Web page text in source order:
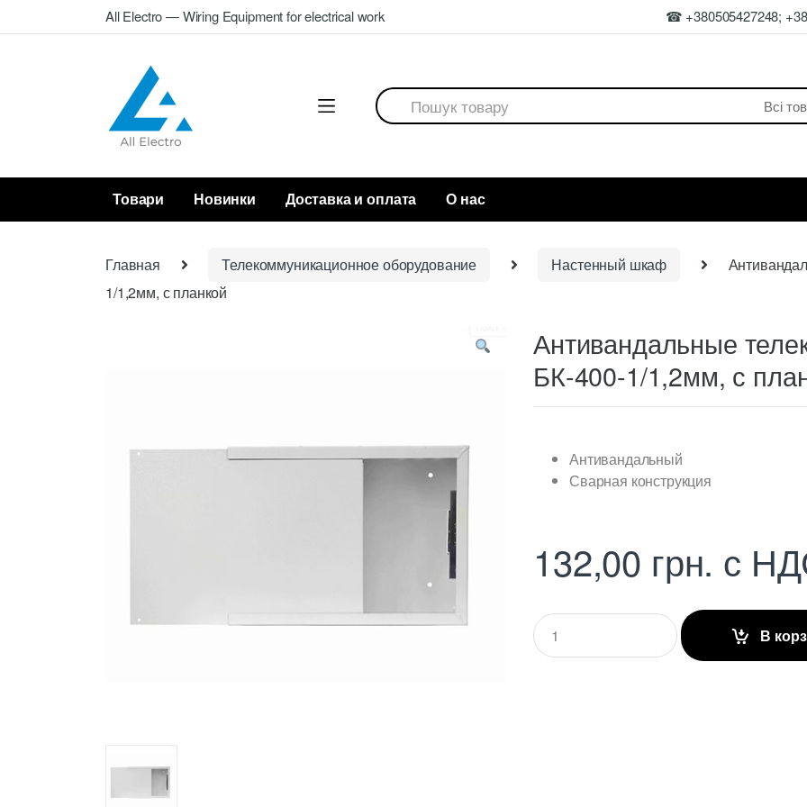
to
to
All Electro — Wiring Equipment for electrical work ☎ +380505427248;
Search
for:
Товари Новинки Доставка и оплата О нас
Главная Телекоммуникационное оборудование Настенный шкаф
1/1,2мм, с планкой
Антивандальные
БК-400-1/1,2мм, с
Антивандальный
Сварная конструкция
132,00 грн. с
Q
u
a
В